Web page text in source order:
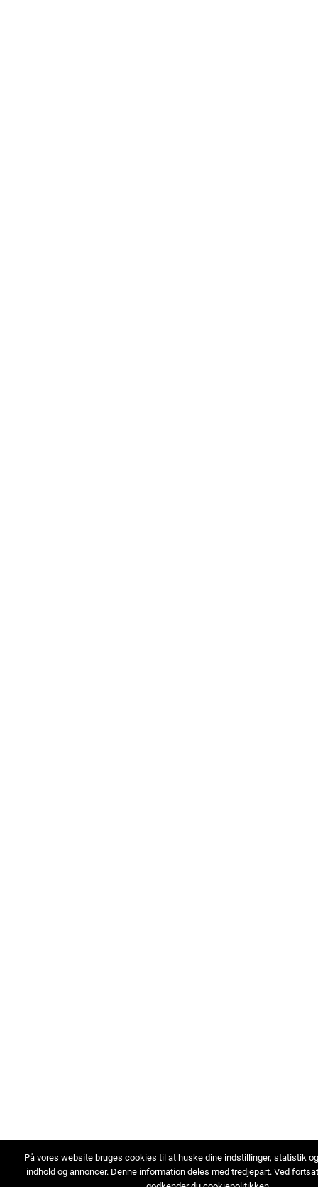
På vores website bruges cookies til at huske dine indstillinger, statistik
indhold og annoncer. Denne information deles med tredjepart. Ved